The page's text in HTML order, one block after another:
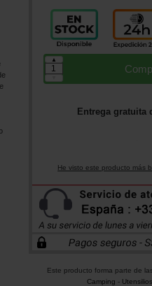
▲
Entrega gratuita
He visto este producto más
Este producto forma parte de
Camping -